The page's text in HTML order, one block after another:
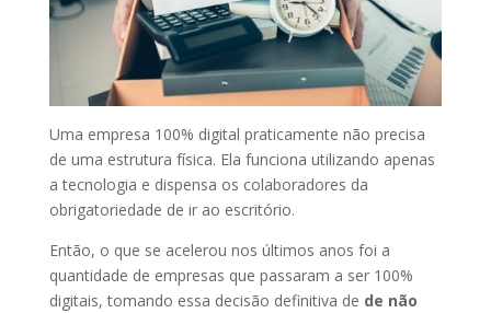
Uma empresa 100% digital praticamente não precisa
de uma estrutura física. Ela funciona utilizando apenas
a tecnologia e dispensa os colaboradores da
obrigatoriedade de ir ao escritório.
Então, o que se acelerou nos últimos anos foi a
quantidade de empresas que passaram a ser 100%
digitais, tomando essa decisão definitiva de de não